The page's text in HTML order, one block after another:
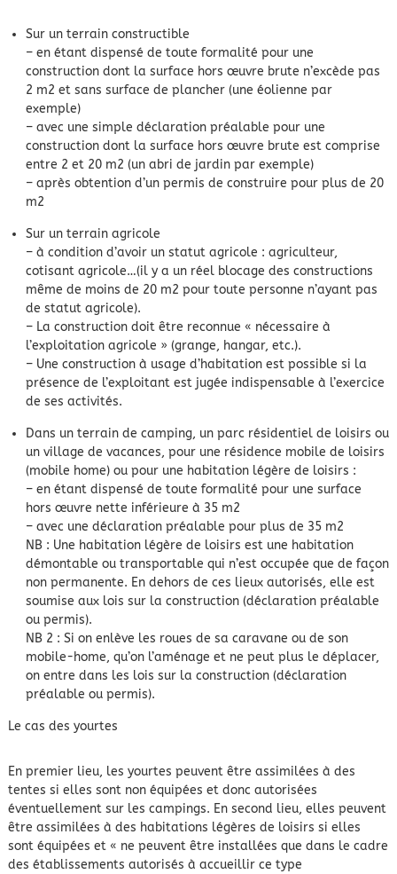
Sur un terrain constructible
– en étant dispensé de toute formalité pour une
construction dont la surface hors œuvre brute n’excède pas
2 m2 et sans surface de plancher (une éolienne par
exemple)
– avec une simple déclaration préalable pour une
construction dont la surface hors œuvre brute est comprise
entre 2 et 20 m2 (un abri de jardin par exemple)
– après obtention d’un permis de construire pour plus de 20
m2
Sur un terrain agricole
– à condition d’avoir un statut agricole : agriculteur,
cotisant agricole…(il y a un réel blocage des constructions
même de moins de 20 m2 pour toute personne n’ayant pas
de statut agricole).
– La construction doit être reconnue « nécessaire à
l’exploitation agricole » (grange, hangar, etc.).
– Une construction à usage d’habitation est possible si la
présence de l’exploitant est jugée indispensable à l’exercice
de ses activités.
Dans un terrain de camping, un parc résidentiel de loisirs ou
un village de vacances, pour une résidence mobile de loisirs
(mobile home) ou pour une habitation légère de loisirs :
– en étant dispensé de toute formalité pour une surface
hors œuvre nette inférieure à 35 m2
– avec une déclaration préalable pour plus de 35 m2
NB : Une habitation légère de loisirs est une habitation
démontable ou transportable qui n’est occupée que de façon
non permanente. En dehors de ces lieux autorisés, elle est
soumise aux lois sur la construction (déclaration préalable
ou permis).
NB 2 : Si on enlève les roues de sa caravane ou de son
mobile-home, qu’on l’aménage et ne peut plus le déplacer,
on entre dans les lois sur la construction (déclaration
préalable ou permis).
Le cas des yourtes
En premier lieu, les yourtes peuvent être assimilées à des
tentes si elles sont non équipées et donc autorisées
éventuellement sur les campings. En second lieu, elles peuvent
être assimilées à des habitations légères de loisirs si elles
sont équipées et « ne peuvent être installées que dans le cadre
des établissements autorisés à accueillir ce type